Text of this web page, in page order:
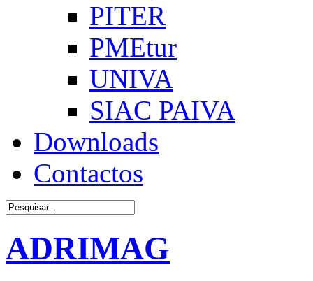
PITER
PMEtur
UNIVA
SIAC PAIVA
Downloads
Contactos
ADRIMAG